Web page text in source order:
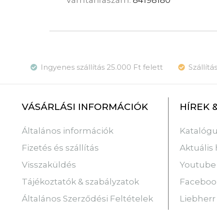
Ingyenes szállítás 25.000 Ft felett
VÁSÁRLÁSI INFORMÁCIÓK
Általános információk
Fizetés és szállítás
Visszaküldés
Tájékoztatók & szabályzatok
Általános Szerződési Feltételek
HÍREK
Aktuális
Youtube
Liebherr